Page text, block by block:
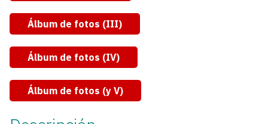
Álbum de fotos (III)
Álbum de fotos (IV)
Álbum de fotos (y V)